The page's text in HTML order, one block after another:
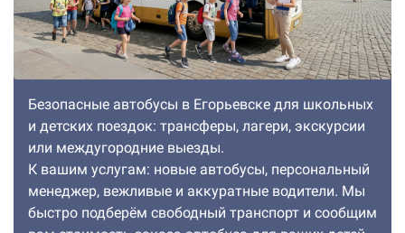
Безопасные автобусы в Егорьевске для школьных
и детских поездок: трансферы, лагери, экскурсии
или междугородние выезды.
К вашим услугам: новые автобусы, персональный
менеджер, вежливые и аккуратные водители. Мы
быстро подберём свободный транспорт и сообщим